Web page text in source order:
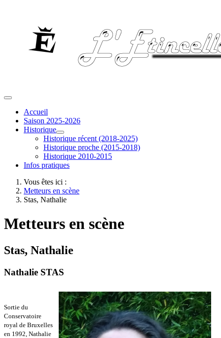
Accueil
Saison 2025-2026
Historique
Historique récent (2018-2025)
Historique proche (2015-2018)
Historique 2010-2015
Infos pratiques
Vous êtes ici :
Metteurs en scène
Stas, Nathalie
Metteurs en scène
Stas, Nathalie
Nathalie STAS
Sortie du
Conservatoire
royal de Bruxelles
en 1992, Nathalie